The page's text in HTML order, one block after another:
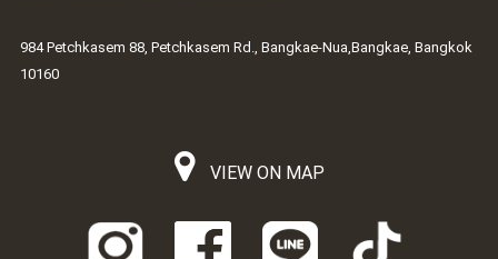
984 Petchkasem 88, Petchkasem Rd., Bangkae-Nua,Bangkae, Bangkok
10160
VIEW ON MAP